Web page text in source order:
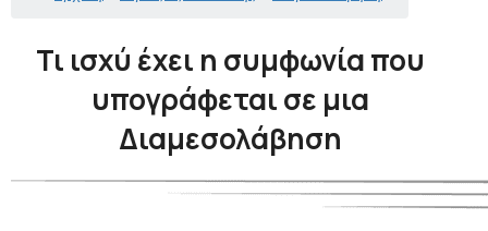
Τι ισχύ έχει η συμφωνία που
υπογράφεται σε μια
Διαμεσολάβηση